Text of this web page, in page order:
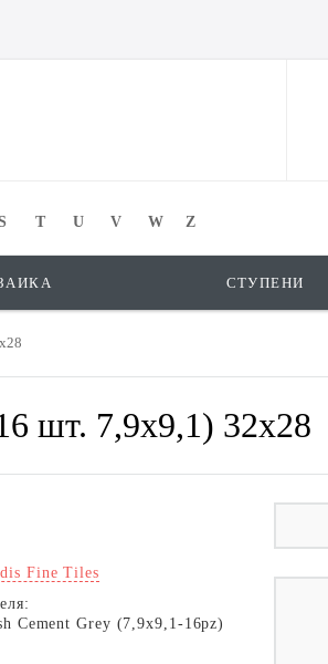
T U V W Z
СТУПЕНИ
шт. 7,9x9,1) 32x28
Fine Tiles
Cement Grey (7,9x9,1-16pz)